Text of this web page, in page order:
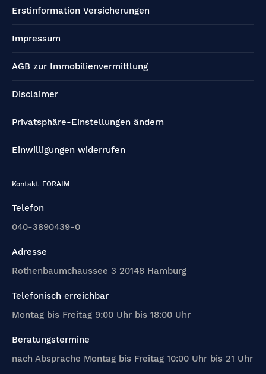
Erstinformation Versicherungen
Impressum
AGB zur Immobilienvermittlung
Disclaimer
Privatsphäre-Einstellungen ändern
Einwilligungen widerrufen
Kontakt-FORAIM
Telefon
040-3890439-0
Adresse
Rothenbaumchaussee 3 20148 Hamburg
Telefonisch erreichbar
Montag bis Freitag 9:00 Uhr bis 18:00 Uhr
Beratungstermine
nach Absprache Montag bis Freitag 10:00 Uhr bis 21 Uhr